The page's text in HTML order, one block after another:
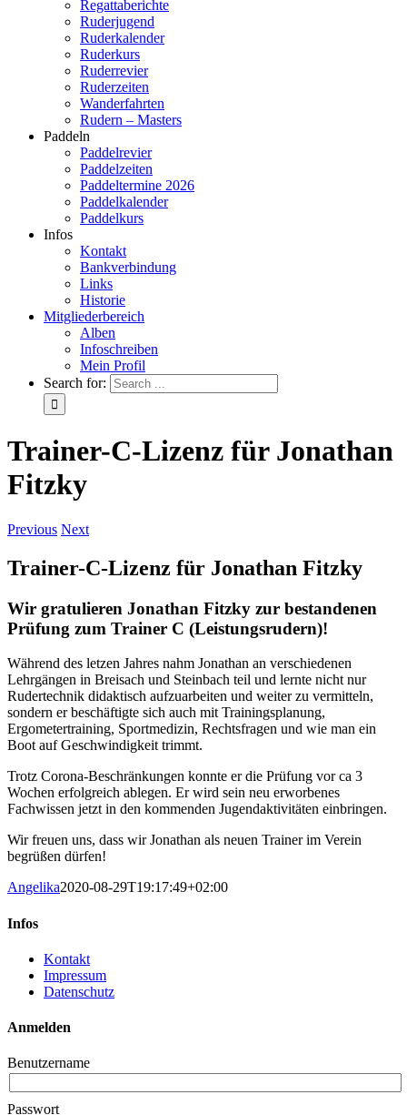
Regattaberichte
Ruderjugend
Ruderkalender
Ruderkurs
Ruderrevier
Ruderzeiten
Wanderfahrten
Rudern – Masters
Paddeln
Paddelrevier
Paddelzeiten
Paddeltermine 2026
Paddelkalender
Paddelkurs
Infos
Kontakt
Bankverbindung
Links
Historie
Mitgliederbereich
Alben
Infoschreiben
Mein Profil
Search for:
Trainer-C-Lizenz für Jonathan
Fitzky
Previous Next
Trainer-C-Lizenz für Jonathan Fitzky
Wir gratulieren Jonathan Fitzky zur bestandenen
Prüfung zum Trainer C (Leistungsrudern)!
Während des letzen Jahres nahm Jonathan an verschiedenen
Lehrgängen in Breisach und Steinbach teil und lernte nicht nur
Rudertechnik didaktisch aufzuarbeiten und weiter zu vermitteln,
sondern er beschäftigte sich auch mit Trainingsplanung,
Ergometertraining, Sportmedizin, Rechtsfragen und wie man ein
Boot auf Geschwindigkeit trimmt.
Trotz Corona-Beschränkungen konnte er die Prüfung vor ca 3
Wochen erfolgreich ablegen. Er wird sein neu erworbenes
Fachwissen jetzt in den kommenden Jugendaktivitäten einbringen.
Wir freuen uns, dass wir Jonathan als neuen Trainer im Verein
begrüßen dürfen!
Angelika2020-08-29T19:17:49+02:00
Infos
Kontakt
Impressum
Datenschutz
Anmelden
Benutzername
Passwort